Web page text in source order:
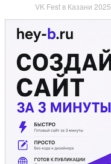
VK Fest в Казани 2025